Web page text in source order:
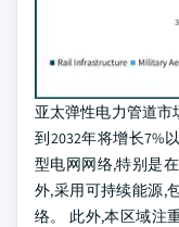
亚太弹性电力管道市
到2032年将增长7%
型电网网络,特别是
外,采用可持续能源,
络。 此外,本区域注